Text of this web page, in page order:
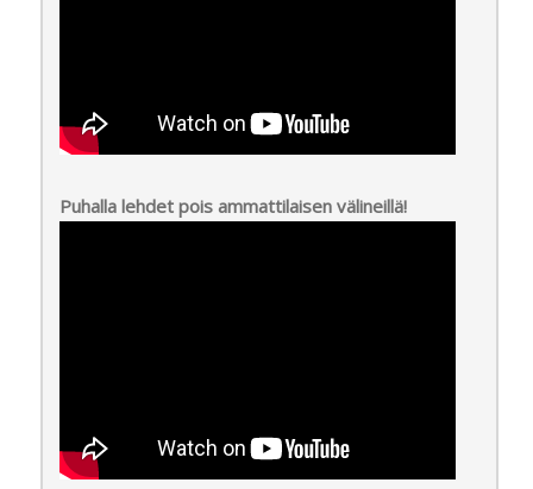
Puhalla lehdet pois ammattilaisen välineillä!